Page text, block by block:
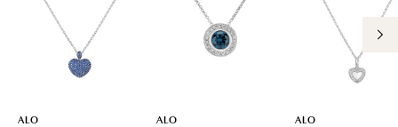
ALO diamonds, Westfield, Praha 4 - Chodov
Roztylská 2321/19, 148 00 Praha 4 - Chodov
tel.: +420 773 585 559, +420 730 802 800
dnes otvorené od 09:00
ALO
ALO
ALO